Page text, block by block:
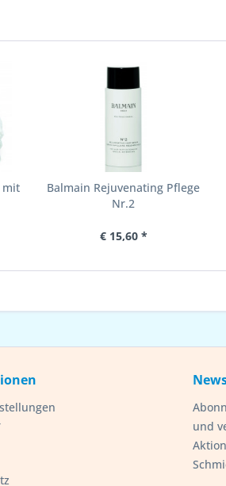
mit
Balmain Rejuvenating Pflege
Nr.2
€ 15,60 *
und